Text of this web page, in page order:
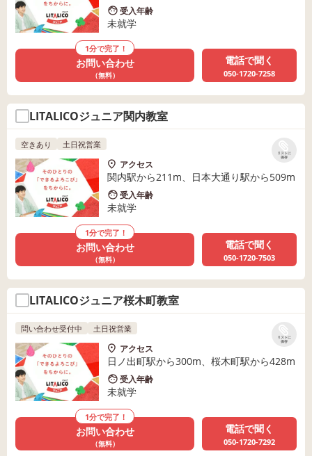
受入年齢
未就学
1分で完了！
お問い合わせ
（無料）
電話で聞く
050-1720-7258
LITALICOジュニア関内教室
リストに
保存
空きあり 土日祝営業
アクセス
関内駅から211m、日本大通り駅から509m
受入年齢
未就学
1分で完了！
お問い合わせ
（無料）
電話で聞く
050-1720-7503
LITALICOジュニア桜木町教室
リストに
保存
問い合わせ受付中 土日祝営業
アクセス
日ノ出町駅から300m、桜木町駅から428m
受入年齢
未就学
1分で完了！
お問い合わせ
（無料）
電話で聞く
050-1720-7292